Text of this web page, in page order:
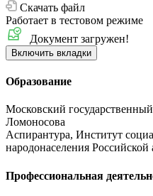
Скачать файл
Работает в тестовом режиме
Документ загружен!
Включить вкладки
Образование
Московский
Ломоносова
Аспирантура, Институт
народонаселения Российской
Профессиональная